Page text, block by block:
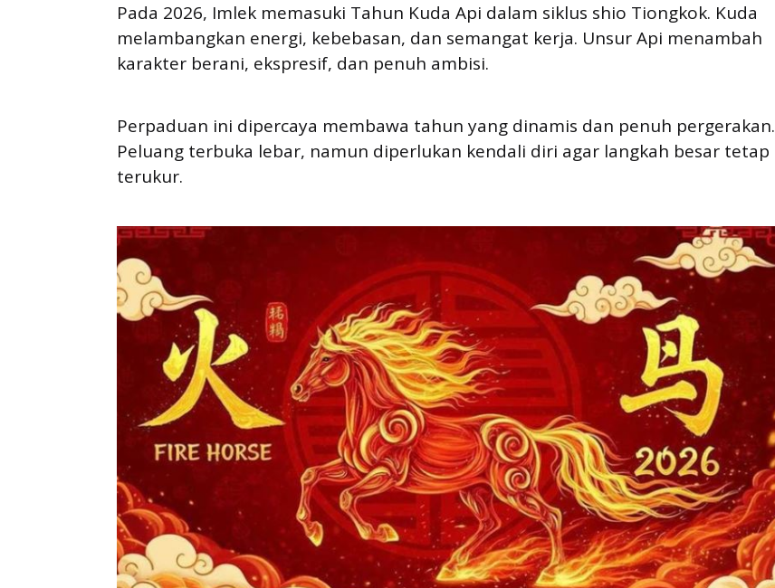
Pada 2026, Imlek memasuki Tahun Kuda Api dalam siklus shio Tiongkok. Kuda
melambangkan energi, kebebasan, dan semangat kerja. Unsur Api menambah
karakter berani, ekspresif, dan penuh ambisi.
Perpaduan ini dipercaya membawa tahun yang dinamis dan penuh pergerakan.
Peluang terbuka lebar, namun diperlukan kendali diri agar langkah besar tetap
terukur.